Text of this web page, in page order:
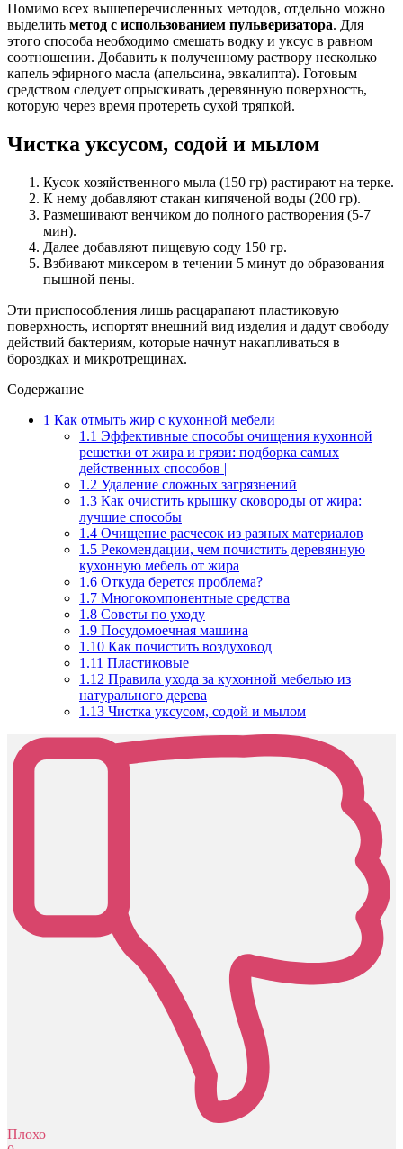
Помимо всех вышеперечисленных методов, отдельно можно
выделить метод с использованием пульверизатора. Для
этого способа необходимо смешать водку и уксус в равном
соотношении. Добавить к полученному раствору несколько
капель эфирного масла (апельсина, эвкалипта). Готовым
средством следует опрыскивать деревянную поверхность,
которую через время протереть сухой тряпкой.
Чистка уксусом, содой и мылом
Кусок хозяйственного мыла (150 гр) растирают на терке.
К нему добавляют стакан кипяченой воды (200 гр).
Размешивают венчиком до полного растворения (5-7
мин).
Далее добавляют пищевую соду 150 гр.
Взбивают миксером в течении 5 минут до образования
пышной пены.
Эти приспособления лишь расцарапают пластиковую
поверхность, испортят внешний вид изделия и дадут свободу
действий бактериям, которые начнут накапливаться в
бороздках и микротрещинах.
Содержание
1 Как отмыть жир с кухонной мебели
1.1 Эффективные способы очищения кухонной
решетки от жира и грязи: подборка самых
действенных способов |
1.2 Удаление сложных загрязнений
1.3 Как очистить крышку сковороды от жира:
лучшие способы
1.4 Очищение расчесок из разных материалов
1.5 Рекомендации, чем почистить деревянную
кухонную мебель от жира
1.6 Откуда берется проблема?
1.7 Многокомпонентные средства
1.8 Советы по уходу
1.9 Посудомоечная машина
1.10 Как почистить воздуховод
1.11 Пластиковые
1.12 Правила ухода за кухонной мебелью из
натурального дерева
1.13 Чистка уксусом, содой и мылом
Плохо